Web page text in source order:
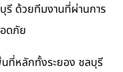
รี ด้วยทีมงานที่ผ่านการ
ดภัย
ที่หลักทั้งระยอง ชลบุรี